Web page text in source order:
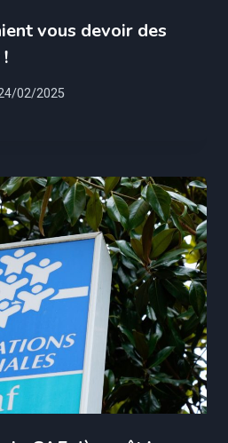
vous devoir des
02/2025